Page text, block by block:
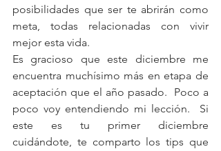
posibilidades que ser te abrirán como
meta, todas relacionadas con vivir
mejor esta vida.
Es gracioso que este diciembre me
encuentra muchísimo más en etapa de
aceptación que el año pasado.  Poco a
poco voy entendiendo mi lección.  Si
este es tu primer diciembre
cuidándote, te comparto los tips que